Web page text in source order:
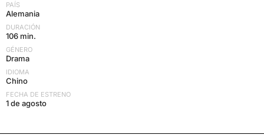
PAÍS
Alemania
DURACIÓN
106 min.
GÉNERO
Drama
IDIOMA
Chino
FECHA DE ESTRENO
1 de agosto